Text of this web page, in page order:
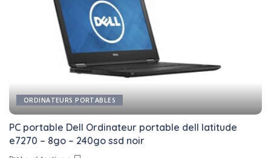
ORDINATEURS PORTABLES
PC portable Dell Ordinateur portable dell latitude
e7270 – 8go – 240go ssd noir